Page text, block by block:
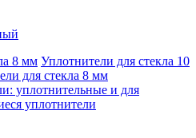
8 мм Уплотнители для стекла 10
для стекла 8 мм
уплотнительные и для
уплотнители